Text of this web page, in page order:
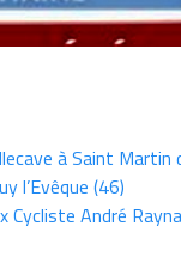
à Saint Martin
l’Evêque (46)
Cycliste André